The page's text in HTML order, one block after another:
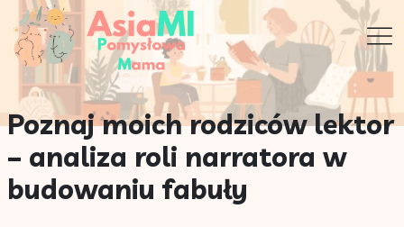
Poznaj moich rodziców lektor
– analiza roli narratora w
budowaniu fabuły